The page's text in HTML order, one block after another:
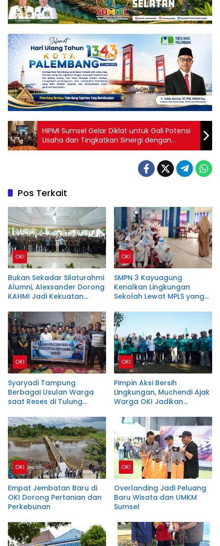
HIPMI Sumsel Gelar Diklat untuk Gali Potensi
Usaha dan Tingkatkan Sinergi dengan
Pemerintah
Pos Terkait
OKI
Bukan Sekadar Silaturahmi
Alumni, Alexsander Dorong
KAHMI Jadi Kekuatan
OKI
SMPN 3 Kayuagung
Kenalkan Lingkungan
Sekolah Lewat MPLS yang
OKI
Syaryadi Tampung
Berbagai Usulan Warga
saat Reses di Tulung
OKI
Pimpin Aksi Bersih
Lingkungan, Muchendi Ajak
Warga OKI Jadikan
Budaya
OKI
Empat Jembatan Baru di
OKI Dorong Pertanian dan
Perkebunan
OKI
Overlanding Jadi Peluang
Baru Wisata dan UMKM
Sumsel